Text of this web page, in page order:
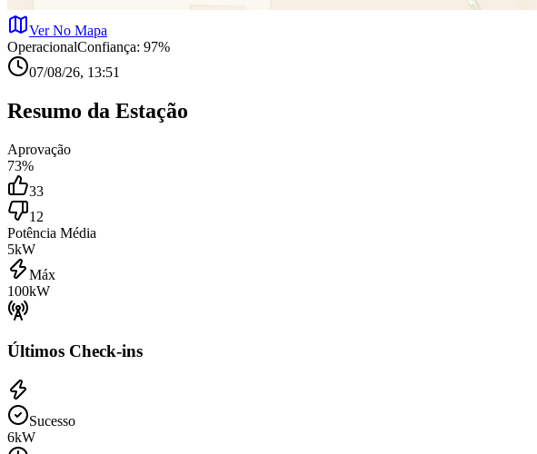
Ver No Mapa
OperacionalConfiança: 97%
07/08/26, 13:51
Resumo da Estação
Aprovação
73%
33
12
Potência Média
5kW
Máx
100kW
Últimos Check-ins
Sucesso
6kW